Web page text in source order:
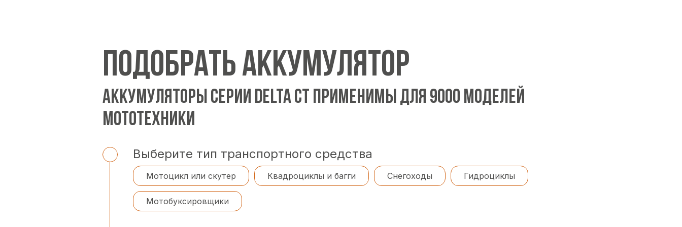
ПОДОБРАТЬ АККУМУЛЯТОР
АККУМУЛЯТОРЫ СЕРИИ DELTA CT ПРИМЕНИМЫ ДЛЯ 9000 МОДЕЛЕЙ
МОТОТЕХНИКИ
Выберите тип транспортного средства
Мотоцикл или скутер Квадроциклы и багги Снегоходы Гидроциклы
Мотобуксировщики